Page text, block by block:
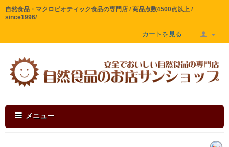
自然食品・マクロビオティック食品の専門店 / 商品点数4500点以上 /
since1996/
カートを見る
メニュー